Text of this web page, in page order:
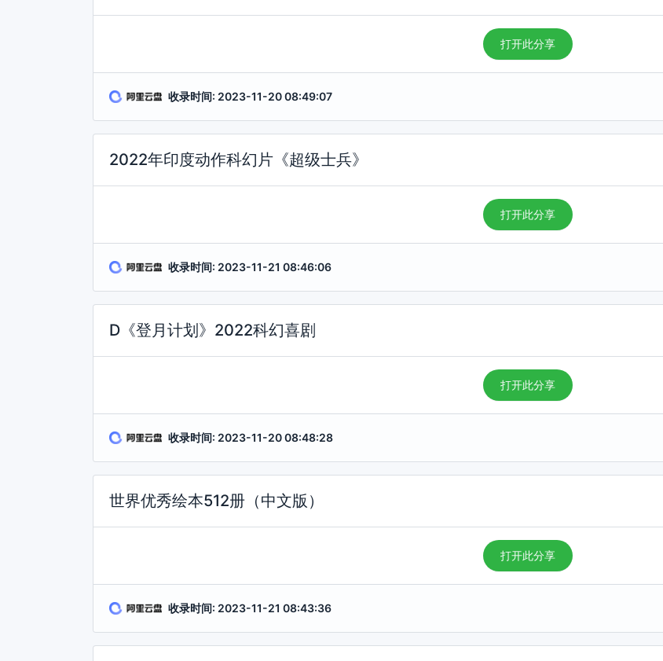
打开此分享
收录时间: 2023-11-20 08:49:07
2022年印度动作科幻片《超级士兵》
打开此分享
收录时间: 2023-11-21 08:46:06
D《登月计划》2022科幻喜剧
打开此分享
收录时间: 2023-11-20 08:48:28
世界优秀绘本512册（中文版）
打开此分享
收录时间: 2023-11-21 08:43:36